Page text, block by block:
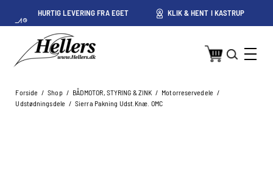
HURTIG LEVERING FRA EGET
LAGER I KASTRUP
KLIK & HENT I KASTRUP
Forside / Shop / BÅDMOTOR, STYRING & ZINK / Motorreservedele /
Udstødningsdele / Sierra Pakning Udst.Knæ. OMC